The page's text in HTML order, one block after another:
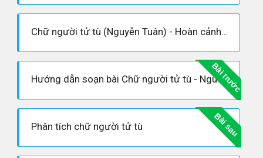
Chữ người tử tù (Nguyễn Tuân) - Hoàn cảnh sáng tác, Dàn ý phân tích tác phẩm
Bài trước
Hướng dẫn soạn bài Chữ người tử tù - Nguyễn Tuân
Bài sau
Phân tích chữ người tử tù